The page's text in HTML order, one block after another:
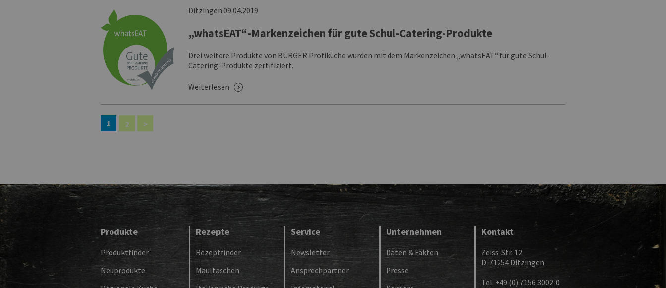
Ditzingen09.04.2019
„whatsEAT“-Markenzeichen für gute Schul-Catering-Produkte
Drei weitere Produkte von BÜRGER Profiküche wurden mit dem Markenzeichen „whatsEAT“ für gute Schul-
Catering-Produkte zertifiziert.
Weiterlesen
1 2 >
Produkte
Produktfinder
Neuprodukte
Rezepte
Rezeptfinder
Maultaschen
Service
Newsletter
Ansprechpartner
Unternehmen
Daten & Fakten
Presse
Kontakt
Zeiss-Str. 12
D-71254 Ditzingen
Tel. +49 (0) 7156 3002-0